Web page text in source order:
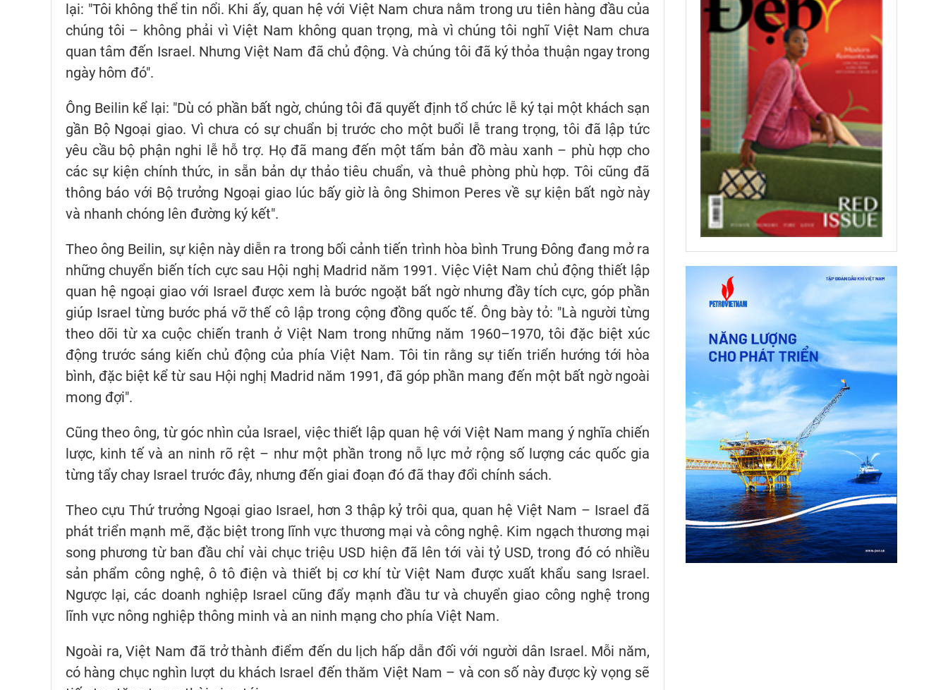
lại: "Tôi không thể tin nổi. Khi ấy, quan hệ với Việt Nam chưa nằm trong ưu tiên hàng đầu của
chúng tôi – không phải vì Việt Nam không quan trọng, mà vì chúng tôi nghĩ Việt Nam chưa
quan tâm đến Israel. Nhưng Việt Nam đã chủ động. Và chúng tôi đã ký thỏa thuận ngay trong
ngày hôm đó".
Ông Beilin kể lại: "Dù có phần bất ngờ, chúng tôi đã quyết định tổ chức lễ ký tại một khách sạn
gần Bộ Ngoại giao. Vì chưa có sự chuẩn bị trước cho một buổi lễ trang trọng, tôi đã lập tức
yêu cầu bộ phận nghi lễ hỗ trợ. Họ đã mang đến một tấm bản đồ màu xanh – phù hợp cho
các sự kiện chính thức, in sẵn bản dự thảo tiêu chuẩn, và thuê phòng phù hợp. Tôi cũng đã
thông báo với Bộ trưởng Ngoại giao lúc bấy giờ là ông Shimon Peres về sự kiện bất ngờ này
và nhanh chóng lên đường ký kết".
Theo ông Beilin, sự kiện này diễn ra trong bối cảnh tiến trình hòa bình Trung Đông đang mở ra
những chuyển biến tích cực sau Hội nghị Madrid năm 1991. Việc Việt Nam chủ động thiết lập
quan hệ ngoại giao với Israel được xem là bước ngoặt bất ngờ nhưng đầy tích cực, góp phần
giúp Israel từng bước phá vỡ thế cô lập trong cộng đồng quốc tế. Ông bày tỏ: "Là người từng
theo dõi từ xa cuộc chiến tranh ở Việt Nam trong những năm 1960–1970, tôi đặc biệt xúc
động trước sáng kiến chủ động của phía Việt Nam. Tôi tin rằng sự tiến triển hướng tới hòa
bình, đặc biệt kể từ sau Hội nghị Madrid năm 1991, đã góp phần mang đến một bất ngờ ngoài
mong đợi".
Cũng theo ông, từ góc nhìn của Israel, việc thiết lập quan hệ với Việt Nam mang ý nghĩa chiến
lược, kinh tế và an ninh rõ rệt – như một phần trong nỗ lực mở rộng số lượng các quốc gia
từng tẩy chay Israel trước đây, nhưng đến giai đoạn đó đã thay đổi chính sách.
Theo cựu Thứ trưởng Ngoại giao Israel, hơn 3 thập kỷ trôi qua, quan hệ Việt Nam – Israel đã
phát triển mạnh mẽ, đặc biệt trong lĩnh vực thương mại và công nghệ. Kim ngạch thương mại
song phương từ ban đầu chỉ vài chục triệu USD hiện đã lên tới vài tỷ USD, trong đó có nhiều
sản phẩm công nghệ, ô tô điện và thiết bị cơ khí từ Việt Nam được xuất khẩu sang Israel.
Ngược lại, các doanh nghiệp Israel cũng đẩy mạnh đầu tư và chuyển giao công nghệ trong
lĩnh vực nông nghiệp thông minh và an ninh mạng cho phía Việt Nam.
Ngoài ra, Việt Nam đã trở thành điểm đến du lịch hấp dẫn đối với người dân Israel. Mỗi năm,
có hàng chục nghìn lượt du khách Israel đến thăm Việt Nam – và con số này được kỳ vọng sẽ